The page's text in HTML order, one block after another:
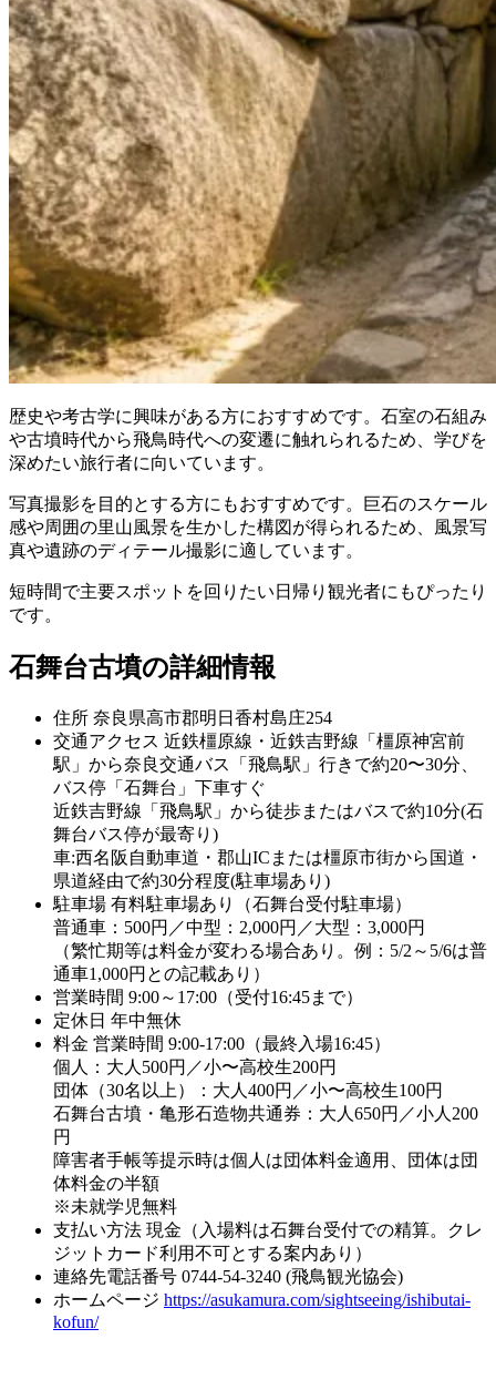
歴史や考古学に興味がある方におすすめです。石室の石組み
や古墳時代から飛鳥時代への変遷に触れられるため、学びを
深めたい旅行者に向いています。
写真撮影を目的とする方にもおすすめです。巨石のスケール
感や周囲の里山風景を生かした構図が得られるため、風景写
真や遺跡のディテール撮影に適しています。
短時間で主要スポットを回りたい日帰り観光者にもぴったり
です。
石舞台古墳の詳細情報
住所 奈良県高市郡明日香村島庄254
交通アクセス 近鉄橿原線・近鉄吉野線「橿原神宮前
駅」から奈良交通バス「飛鳥駅」行きで約20〜30分、
バス停「石舞台」下車すぐ
近鉄吉野線「飛鳥駅」から徒歩またはバスで約10分(石
舞台バス停が最寄り)
車:西名阪自動車道・郡山ICまたは橿原市街から国道・
県道経由で約30分程度(駐車場あり)
駐車場 有料駐車場あり（石舞台受付駐車場）
普通車：500円／中型：2,000円／大型：3,000円
（繁忙期等は料金が変わる場合あり。例：5/2～5/6は普
通車1,000円との記載あり）
営業時間 9:00～17:00（受付16:45まで）
定休日 年中無休
料金 営業時間 9:00-17:00（最終入場16:45）
個人：大人500円／小〜高校生200円
団体（30名以上）：大人400円／小〜高校生100円
石舞台古墳・亀形石造物共通券：大人650円／小人200
円
障害者手帳等提示時は個人は団体料金適用、団体は団
体料金の半額
※未就学児無料
支払い方法 現金（入場料は石舞台受付での精算。クレ
ジットカード利用不可とする案内あり）
連絡先電話番号 0744-54-3240 (飛鳥観光協会)
ホームページ https://asukamura.com/sightseeing/ishibutai-
kofun/